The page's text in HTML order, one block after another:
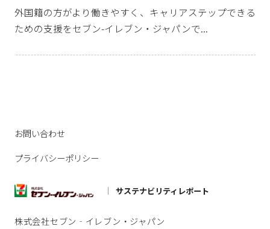
外国籍の方がより働きやすく、キャリアステップできる
ための支援をセブン-イレブン・ジャパンで...
お問い合わせ
プライバシーポリシー
サステナビリティレポート
株式会社セブン‐イレブン・ジャパン